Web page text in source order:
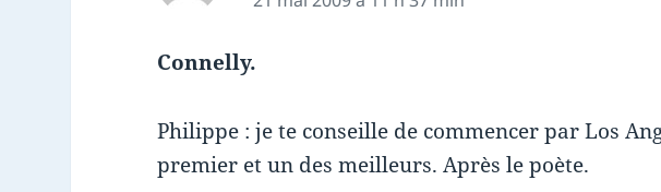
Connelly.
Philippe : je te conseille de commencer par Los
premier et un des meilleurs. Après le poète.